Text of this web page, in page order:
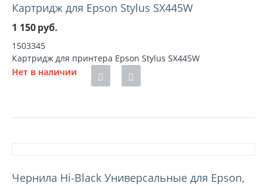
Картридж для Epson Stylus SX445W
1 150руб.
1503345
Картридж для принтера Epson Stylus SX445W
Нет в наличии
Чернила Hi-Black Универсальные для Epson,